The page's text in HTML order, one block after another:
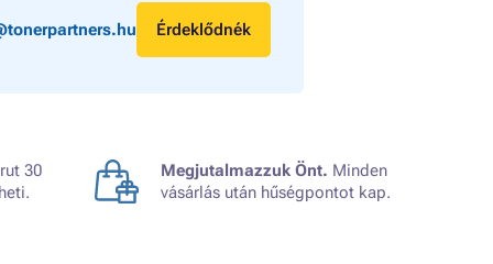
Érdeklődnék
30
Megjutalmazzuk Önt. Minden
vásárlás után hűségpontot kap.